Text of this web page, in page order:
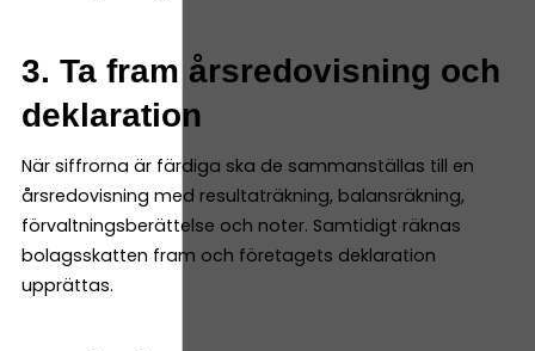
3. Ta fram årsredovisning och
deklaration
När siffrorna är färdiga ska de sammanställas till en
årsredovisning med resultaträkning, balansräkning,
förvaltningsberättelse och noter. Samtidigt räknas
bolagsskatten fram och företagets deklaration
upprättas.